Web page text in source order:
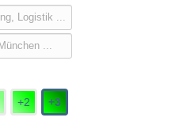
+2 +3